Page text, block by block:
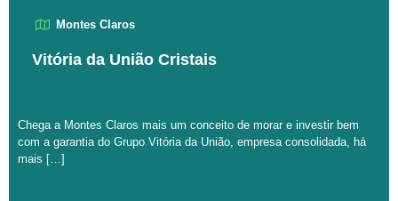
Montes Claros
Vitória da União Cristais
Chega a Montes Claros mais um conceito de morar e investir bem
com a garantia do Grupo Vitória da União, empresa consolidada, há
mais […]